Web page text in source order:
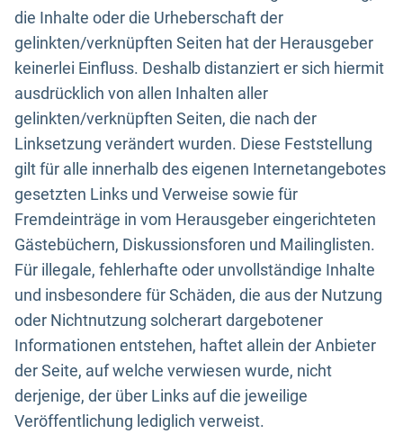
die Inhalte oder die Urheberschaft der
gelinkten/verknüpften Seiten hat der Herausgeber
keinerlei Einfluss. Deshalb distanziert er sich hiermit
ausdrücklich von allen Inhalten aller
gelinkten/verknüpften Seiten, die nach der
Linksetzung verändert wurden. Diese Feststellung
gilt für alle innerhalb des eigenen Internetangebotes
gesetzten Links und Verweise sowie für
Fremdeinträge in vom Herausgeber eingerichteten
Gästebüchern, Diskussionsforen und Mailinglisten.
Für illegale, fehlerhafte oder unvollständige Inhalte
und insbesondere für Schäden, die aus der Nutzung
oder Nichtnutzung solcherart dargebotener
Informationen entstehen, haftet allein der Anbieter
der Seite, auf welche verwiesen wurde, nicht
derjenige, der über Links auf die jeweilige
Veröffentlichung lediglich verweist.